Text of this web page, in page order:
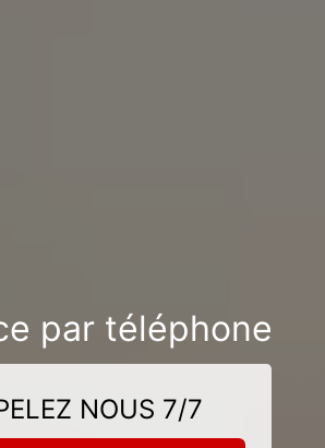
par téléphone
NOUS 7/7